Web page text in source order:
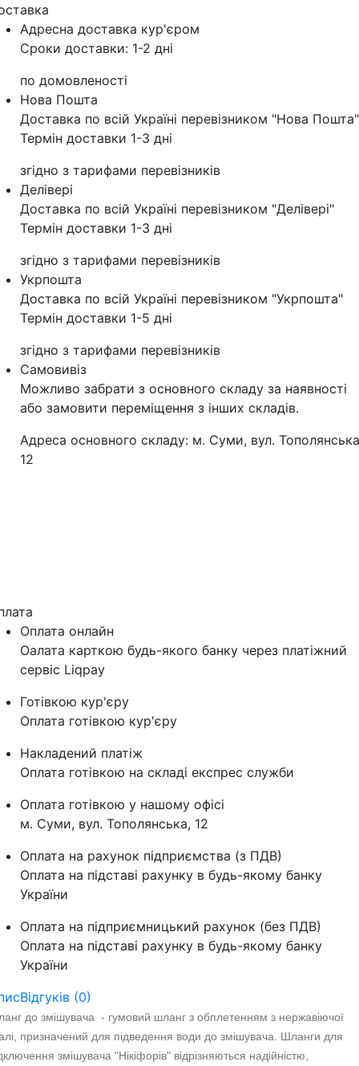
Адресна доставка кур'‎єром
Сроки доставки: 1-2 дні
по домовленості
Нова Пошта
Доставка по всій Україні перевізником "Нова Пошта"
Термін доставки 1-3 дні
згідно з тарифами перевізників
Делівері
Доставка по всій Україні перевізником "Делівері"
Термін доставки 1-3 дні
згідно з тарифами перевізників
Укрпошта
Доставка по всій Україні перевізником "Укрпошта"
Термін доставки 1-5 дні
згідно з тарифами перевізників
Самовивіз
Можливо забрати з основного складу за наявності
або замовити переміщення з інших складів.
Адреса основного складу: м. Суми, вул.
12
Оплата онлайн
Оалата карткою будь-якого банку через платіжний
сервіс Liqpay
Готівкою кур'єру
Оплата готівкою кур'єру
Накладений платіж
Оплата готівкою на складі експрес служби
Оплата готівкою у нашому офісі
м. Суми, вул. Тополянська, 12
Оплата на рахунок підприємства (з ПДВ)
Оплата на підставі рахунку в будь-якому банку
України
Оплата на підприємницький рахунок (без ПДВ)
Оплата на підставі рахунку в будь-якому банку
України
Відгуків (0)
до змішувача - гумовий шланг з обплетенням з нержавіючої
призначений для підведення води до змішувача. Шланги для
змішувача "Нікіфорів" відрізняються надійністю,